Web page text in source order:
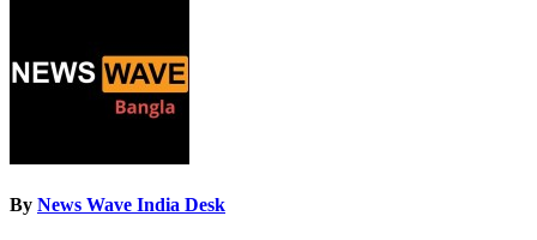
By News Wave India Desk